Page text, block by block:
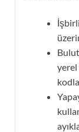
yerel